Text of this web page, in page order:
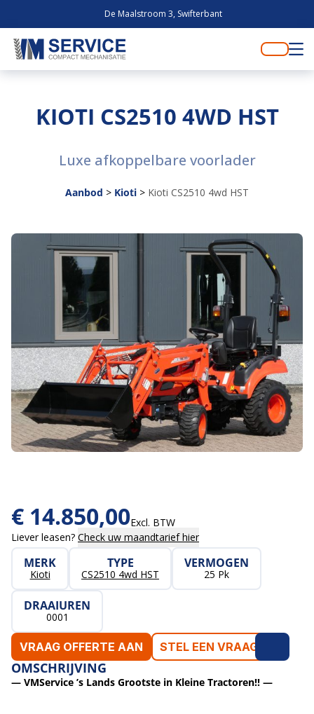
De Maalstroom 3, Swifterbant
KIOTI CS2510 4WD HST
Luxe afkoppelbare voorlader
Aanbod > Kioti > Kioti CS2510 4wd HST
€ 14.850,00Excl. BTW
Liever leasen?
Check uw maandtarief hier
MERK
Kioti
TYPE
CS2510 4wd HST
VERMOGEN
25 Pk
DRAAIUREN
0001
VRAAG OFFERTE AAN STEL EEN VRAAG
OMSCHRIJVING
— VMService ’s Lands Grootste in Kleine Tractoren!! —